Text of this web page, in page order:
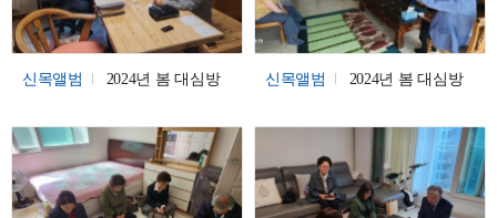
신목앨범 2024년 봄 대심방 신목앨범 2024년 봄 대심방